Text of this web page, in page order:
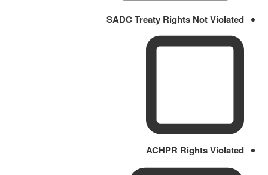
SADC Treaty Rights Not Violated
ACHPR Rights Violated